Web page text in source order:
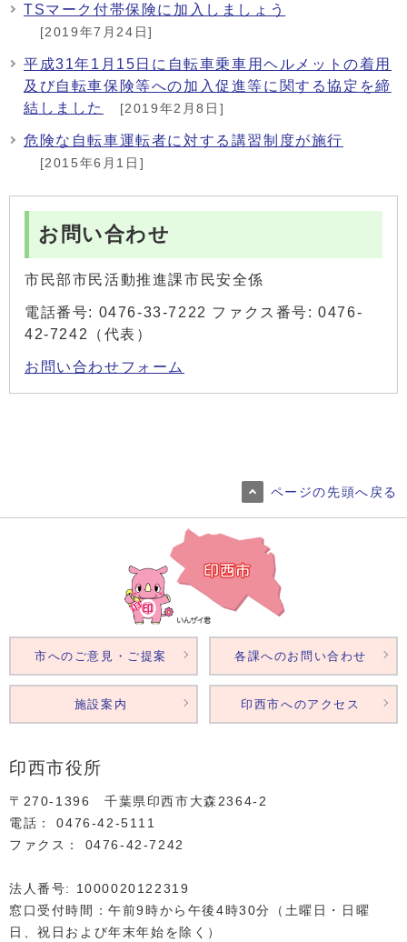
TSマーク付帯保険に加入しましょう
[2019年7月24日]
平成31年1月15日に自転車乗車用ヘルメットの着用
及び自転車保険等への加入促進等に関する協定を締
結しました
[2019年2月8日]
危険な自転車運転者に対する講習制度が施行
[2015年6月1日]
お問い合わせ
市民部市民活動推進課市民安全係
電話番号: 0476-33-7222 ファクス番号: 0476-
42-7242（代表）
お問い合わせフォーム
ページの先頭へ戻る
印西市役所
〒270-1396 千葉県印西市大森2364‐2
電話： 0476‐42‐5111
ファクス： 0476‐42‐7242
法人番号: 1000020122319
窓口受付時間：午前9時から午後4時30分（土曜日・日曜
日、祝日および年末年始を除く）
市へのご意見・ご提案 各課へのお問い合わせ
施設案内 印西市へのアクセス